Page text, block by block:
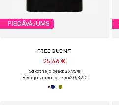
PIEDĀVĀJUMS
FREEQUENT
25,46 €
Sākotnējā cena: 29,95 €
Pēdējā zemākā cena:20,32 €